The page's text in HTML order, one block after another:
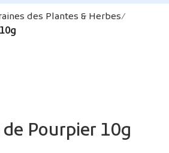
des Plantes & Herbes
Pourpier 10g